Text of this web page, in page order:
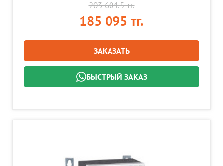
203 604.5 тг.
185 095 тг.
ЗАКАЗАТЬ
БЫСТРЫЙ ЗАКАЗ